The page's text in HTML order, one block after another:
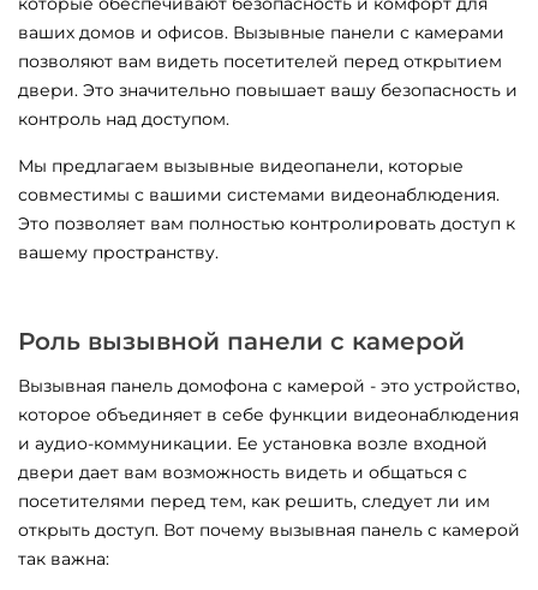
ваших домов и офисов. Вызывные панели с камерами
позволяют вам видеть посетителей перед открытием
двери. Это значительно повышает вашу безопасность и
контроль над доступом.
Мы предлагаем вызывные видеопанели, которые
совместимы с вашими системами видеонаблюдения.
Это позволяет вам полностью контролировать доступ к
вашему пространству.
Роль вызывной панели с камерой
Вызывная панель домофона с камерой - это устройство,
которое объединяет в себе функции видеонаблюдения
и аудио-коммуникации. Ее установка возле входной
двери дает вам возможность видеть и общаться с
посетителями перед тем, как решить, следует ли им
открыть доступ. Вот почему вызывная панель с камерой
так важна: